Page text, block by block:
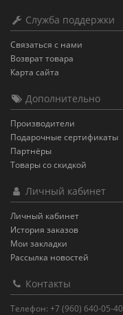
Служба поддержки
Связаться с нами
Возврат товара
Карта сайта
Дополнительно
Производители
Подарочные сертификаты
Партнёры
Товары со скидкой
Личный кабинет
Личный кабинет
История заказов
Мои закладки
Рассылка новостей
Контакты
Телефон: +7 (960) 640-05-40